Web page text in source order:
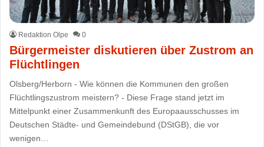
Redaktion Olpe 0
Bürgermeister diskutieren über Zustrom an
Flüchtlingen
Olsberg/Herborn - Wie können die Kommunen den großen
Flüchtlingszustrom meistern? - Diese Frage stand jetzt im
Mittelpunkt einer Zusammenkunft des Europaausschusses im
Deutschen Städte- und Gemeindebund (DStGB), die vor
wenigen…